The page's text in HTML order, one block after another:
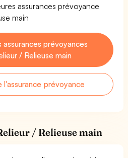
assurances prévoyance
main
assurances prévoyances
/ Relieuse main
l'assurance prévoyance
/ Relieuse main